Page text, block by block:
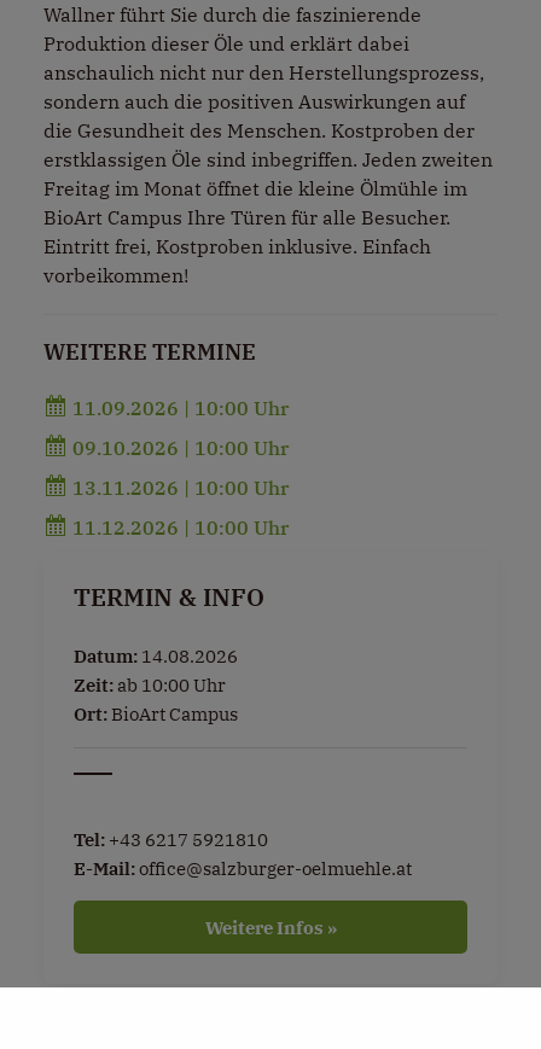
Wallner führt Sie durch die faszinierende
Produktion dieser Öle und erklärt dabei
anschaulich nicht nur den Herstellungsprozess,
sondern auch die positiven Auswirkungen auf
die Gesundheit des Menschen. Kostproben der
erstklassigen Öle sind inbegriffen. Jeden zweiten
Freitag im Monat öffnet die kleine Ölmühle im
BioArt Campus Ihre Türen für alle Besucher.
Eintritt frei, Kostproben inklusive. Einfach
vorbeikommen!
WEITERE TERMINE
11.09.2026 | 10:00 Uhr
09.10.2026 | 10:00 Uhr
13.11.2026 | 10:00 Uhr
11.12.2026 | 10:00 Uhr
TERMIN & INFO
Datum: 14.08.2026
Zeit: ab 10:00 Uhr
Ort: BioArt Campus
Tel: +43 6217 5921810
E-Mail:office@salzburger-oelmuehle.at
Weitere Infos »